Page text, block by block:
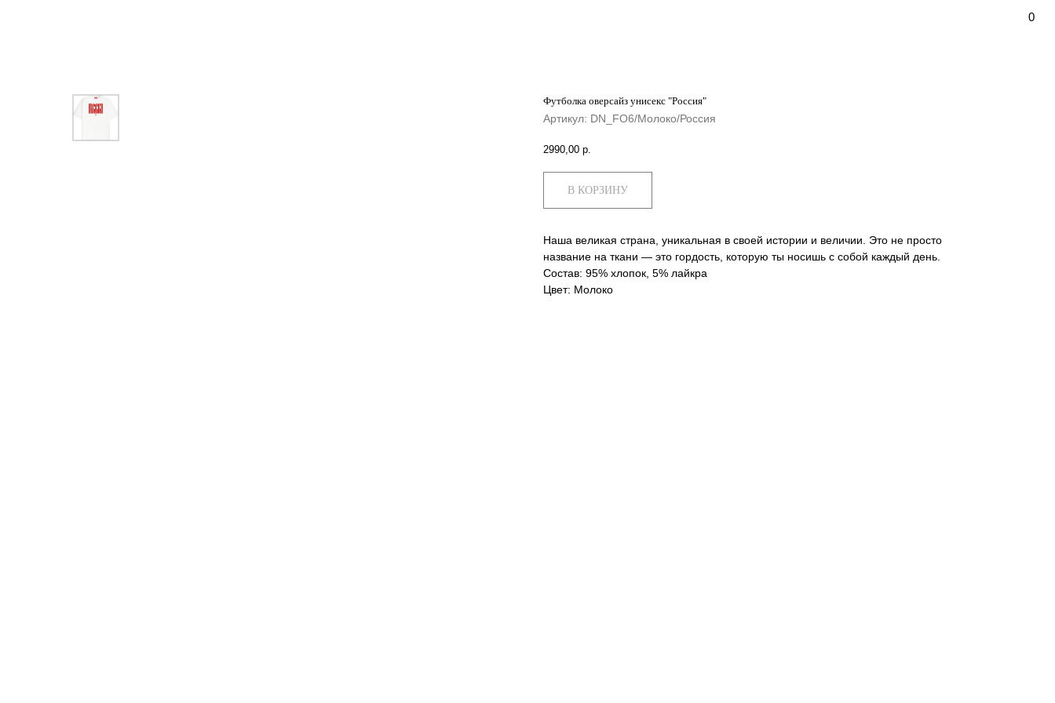
0
Футболка оверсайз унисекс "Россия"
Артикул: DN_FO6/Молоко/Россия
2990,00 р.
В КОРЗИНУ
Наша великая страна, уникальная в своей истории и величии. Это не просто
название на ткани — это гордость, которую ты носишь с собой каждый день.
Состав: 95% хлопок, 5% лайкра
Цвет: Молоко